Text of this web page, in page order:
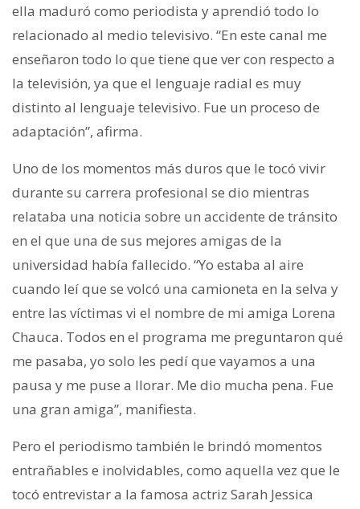
ella maduró como periodista y aprendió todo lo
relacionado al medio televisivo. “En este canal me
enseñaron todo lo que tiene que ver con respecto a
la televisión, ya que el lenguaje radial es muy
distinto al lenguaje televisivo. Fue un proceso de
adaptación”, afirma.
Uno de los momentos más duros que le tocó vivir
durante su carrera profesional se dio mientras
relataba una noticia sobre un accidente de tránsito
en el que una de sus mejores amigas de la
universidad había fallecido. “Yo estaba al aire
cuando leí que se volcó una camioneta en la selva y
entre las víctimas vi el nombre de mi amiga Lorena
Chauca. Todos en el programa me preguntaron qué
me pasaba, yo solo les pedí que vayamos a una
pausa y me puse a llorar. Me dio mucha pena. Fue
una gran amiga”, manifiesta.
Pero el periodismo también le brindó momentos
entrañables e inolvidables, como aquella vez que le
tocó entrevistar a la famosa actriz Sarah Jessica